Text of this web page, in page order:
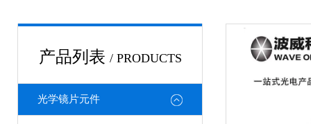
产品列表 / PRODUCTS
光学镜片元件